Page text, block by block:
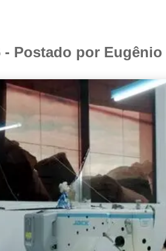
- Postado por Eugênio